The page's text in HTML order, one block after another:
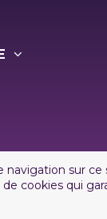
navigation sur ce
de cookies qui